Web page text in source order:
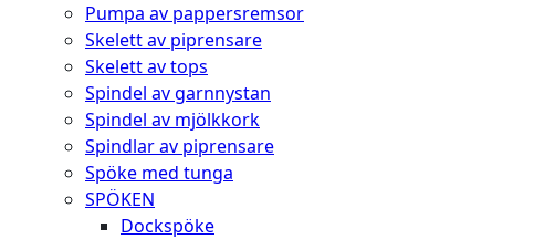
Pumpa av pappersremsor
Skelett av piprensare
Skelett av tops
Spindel av garnnystan
Spindel av mjölkkork
Spindlar av piprensare
Spöke med tunga
SPÖKEN
Dockspöke